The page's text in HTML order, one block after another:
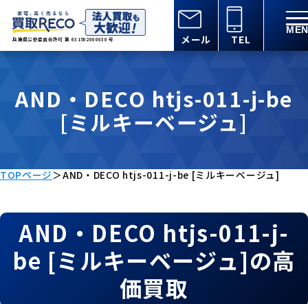
兵庫県公安委員会許可 第 631502000030 号 メール TEL
AND・DECO htjs-011-j-be
[ミルキーベージュ]
TOPページ＞AND・DECO htjs-011-j-be [ミルキーベージュ]
AND・DECO htjs-011-j-
be [ミルキーベージュ]の高
価買取